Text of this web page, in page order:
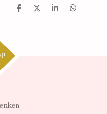
D
D
S
D